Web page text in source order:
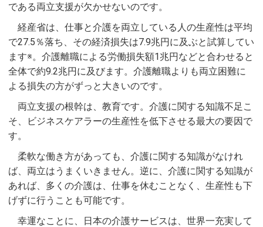
である両立支援が欠かせないのです。
経産省は、仕事と介護を両立している人の生産性は平均
で27.5％落ち、その経済損失は7.9兆円に及ぶと試算してい
ます※。介護離職による労働損失額1兆円などと合わせると
全体で約9.2兆円に及びます。介護離職よりも両立困難に
よる損失の方がずっと大きいのです。
両立支援の根幹は、教育です。介護に関する知識不足こ
そ、ビジネスケアラーの生産性を低下させる最大の要因で
す。
柔軟な働き方があっても、介護に関する知識がなけれ
ば、両立はうまくいきません。逆に、介護に関する知識が
あれば、多くの介護は、仕事を休むことなく、生産性も下
げずに行うことも可能です。
幸運なことに、日本の介護サービスは、世界一充実して